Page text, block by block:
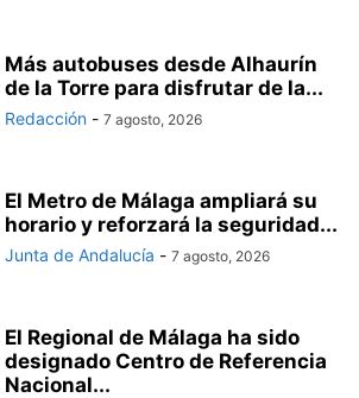
Más autobuses desde Alhaurín
de la Torre para disfrutar de la...
Redacción - 7 agosto, 2026
El Metro de Málaga ampliará su
horario y reforzará la seguridad...
Junta de Andalucía - 7 agosto, 2026
El Regional de Málaga ha sido
designado Centro de Referencia
Nacional...